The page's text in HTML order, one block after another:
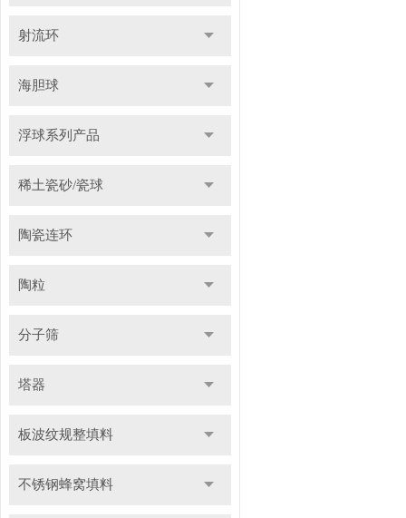
射流环
海胆球
浮球系列产品
稀土瓷砂/瓷球
陶瓷连环
陶粒
分子筛
塔器
板波纹规整填料
不锈钢蜂窝填料